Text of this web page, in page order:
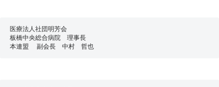
医療法人社団明芳会
板橋中央総合病院　理事長
本連盟  副会長　中村　哲也